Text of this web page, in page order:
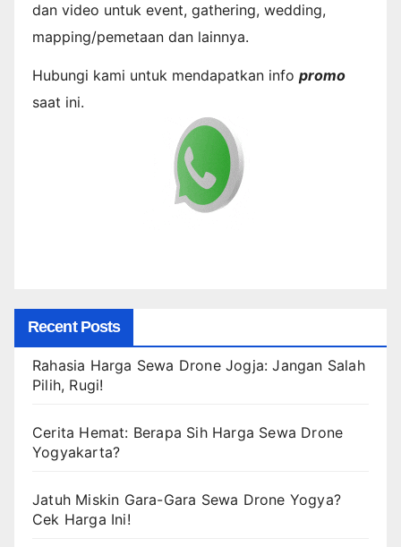
dan video untuk event, gathering, wedding,
mapping/pemetaan dan lainnya.
Hubungi kami untuk mendapatkan info promo
saat ini.
Recent Posts
Rahasia Harga Sewa Drone Jogja: Jangan Salah
Pilih, Rugi!
Cerita Hemat: Berapa Sih Harga Sewa Drone
Yogyakarta?
Jatuh Miskin Gara-Gara Sewa Drone Yogya?
Cek Harga Ini!